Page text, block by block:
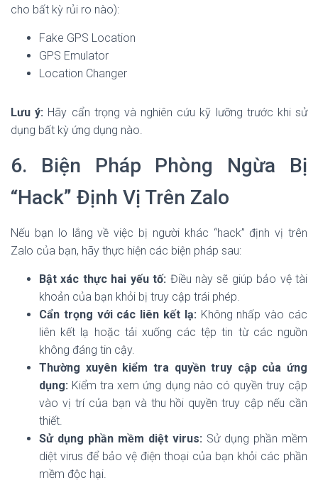
cho bất kỳ rủi ro nào):
Fake GPS Location
GPS Emulator
Location Changer
Lưu ý: Hãy cẩn trọng và nghiên cứu kỹ lưỡng trước khi sử
dụng bất kỳ ứng dụng nào.
6. Biện Pháp Phòng Ngừa Bị
“Hack” Định Vị Trên Zalo
Nếu bạn lo lắng về việc bị người khác “hack” định vị trên
Zalo của bạn, hãy thực hiện các biện pháp sau:
Bật xác thực hai yếu tố: Điều này sẽ giúp bảo vệ tài
khoản của bạn khỏi bị truy cập trái phép.
Cẩn trọng với các liên kết lạ: Không nhấp vào các
liên kết lạ hoặc tải xuống các tệp tin từ các nguồn
không đáng tin cậy.
Thường xuyên kiểm tra quyền truy cập của ứng
dụng: Kiểm tra xem ứng dụng nào có quyền truy cập
vào vị trí của bạn và thu hồi quyền truy cập nếu cần
thiết.
Sử dụng phần mềm diệt virus: Sử dụng phần mềm
diệt virus để bảo vệ điện thoại của bạn khỏi các phần
mềm độc hại.